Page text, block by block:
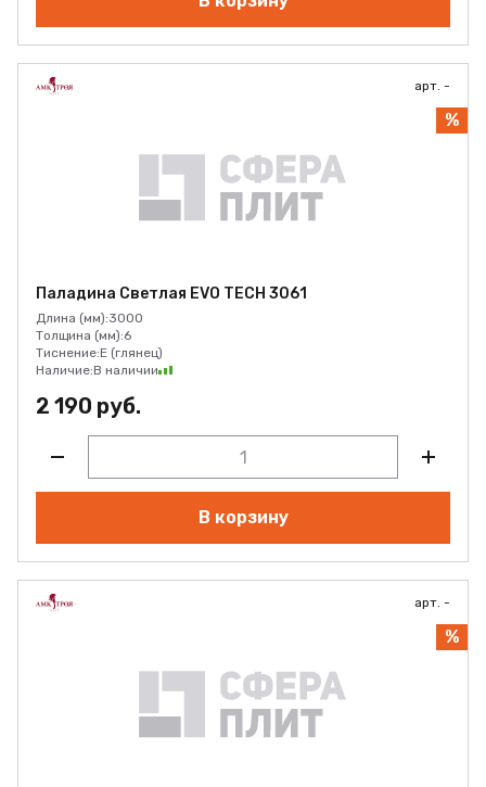
арт. -
%
Паладина Светлая EVO TECH 3061
Длина (мм):3000
Толщина (мм):6
Тиснение:E (глянец)
Наличие:В наличии
2 190 руб.
В корзину
арт. -
%